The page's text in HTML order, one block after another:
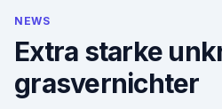
NEWS
Extra starke
grasvernichter